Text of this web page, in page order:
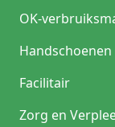
OK-
Handschoenen
Facilitair
Zorg en